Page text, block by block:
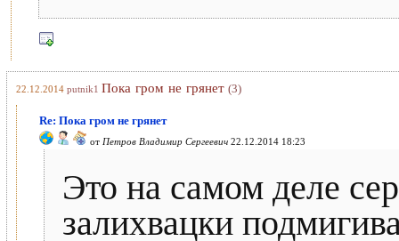
22.12.2014 putnik1 Пока гром не грянет (3)
Re: Пока гром не грянет
от Петров Владимир Сергеевич 22.12.2014 18:23
Это на самом деле
залихвацки